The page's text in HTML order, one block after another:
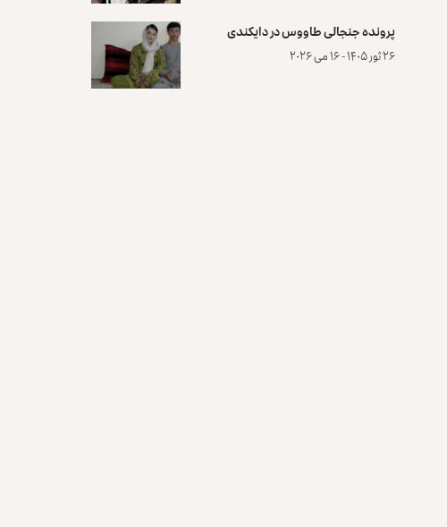
پرونده‌ جنجالی طاووس در دایکندی
۲۶ ثور ۱۴۰۵ - ۱۶ می ۲۰۲۶